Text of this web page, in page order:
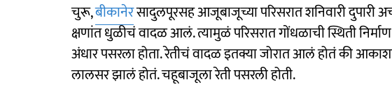
चुरू,बीकानेरसादुलपूरसह आजूबाजूच्या परिसरात शनिवारी दुपारी
क्षणांत धुळीचं वादळ आलं. त्यामुळं परिसरात गोंधळाची स्थिती निर्माण
अंधार पसरला होता. रेतीचं वादळ इतक्या जोरात आलं होतं की
लालसर झालं होतं. चहूबाजूला रेती पसरली होती.